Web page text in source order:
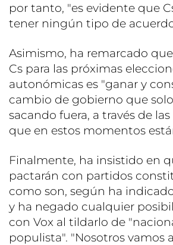
por tanto, "es evidente que
tener ningún tipo de
Asimismo, ha remarcado
Cs para las próximas
autonómicas es "ganar y
cambio de gobierno que
sacando fuera, a través de
que en estos momentos
Finalmente, ha insistido en
pactarán con partidos
como son, según ha
y ha negado cualquier
con Vox al tildarlo de
populista". "Nosotros vamos